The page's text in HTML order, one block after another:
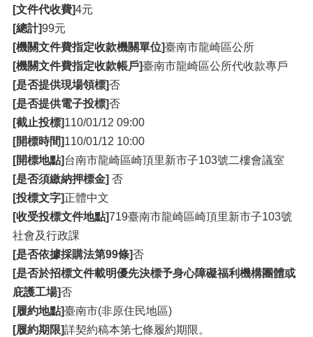
[文件代收費]4元
[總計]99元
[機關文件費指定收款機關單位]臺南市龍崎區公所
[機關文件費指定收款帳戶]臺南市龍崎區公所代收款專戶
[是否提供現場領標]否
[是否提供電子投標]否
[截止投標]110/01/12 09:00
[開標時間]110/01/12 10:00
[開標地點]台南市龍崎區崎頂里新市子103號二樓會議室
[是否須繳納押標金] 否
[投標文字]正體中文
[收受投標文件地點]719臺南市龍崎區崎頂里新市子103號
社會及行政課
[是否依據採購法第99條]否
[是否於招標文件載明優先決標予身心障礙福利機構團體或
庇護工場]否
[履約地點]臺南市(非原住民地區)
[履約期限]詳契約稿本第七條履約期限。